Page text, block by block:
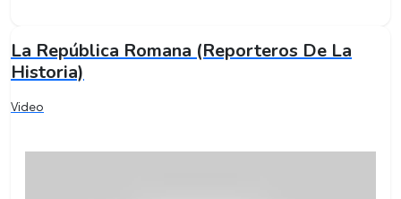
La República Romana (Reporteros De La
Historia)
Video